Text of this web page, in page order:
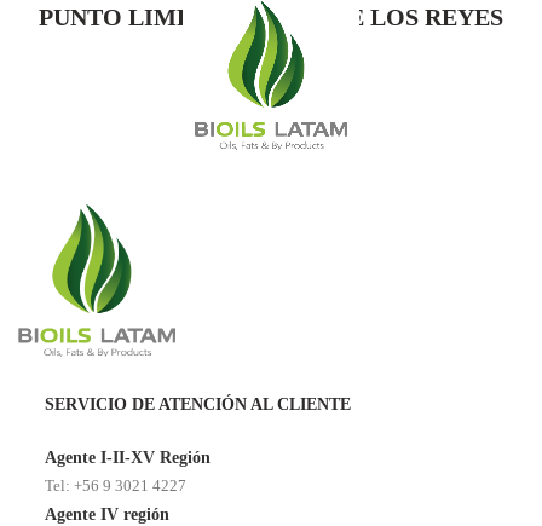
PUNTO LIMPIO PARQUE DE LOS REYES
SERVICIO DE ATENCIÓN AL CLIENTE
Agente I-II-XV Región
Tel: +56 9 3021 4227
Agente IV región